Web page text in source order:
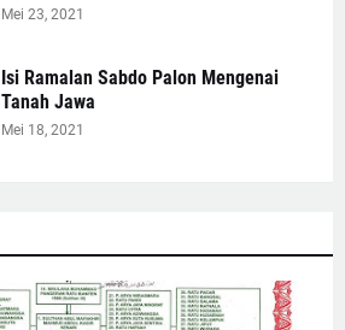
Mei 23, 2021
Isi Ramalan Sabdo Palon Mengenai
Tanah Jawa
Mei 18, 2021